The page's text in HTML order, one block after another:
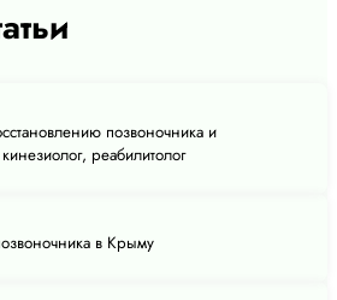
позвоночника и
реабилитолог
в Крыму